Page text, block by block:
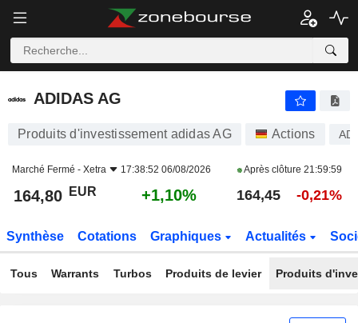
ADIDAS AG
ADIDAS AG
Produits d'investissement adidas AG Actions
Marché Fermé - Xetra 17:38:52 06/08/2026 Après clôture 21:59:59
164,80 EUR +1,10% 164,45 -0,21%
Synthèse Cotations Graphiques Actualités
Tous Warrants Turbos Produits de levier Produits